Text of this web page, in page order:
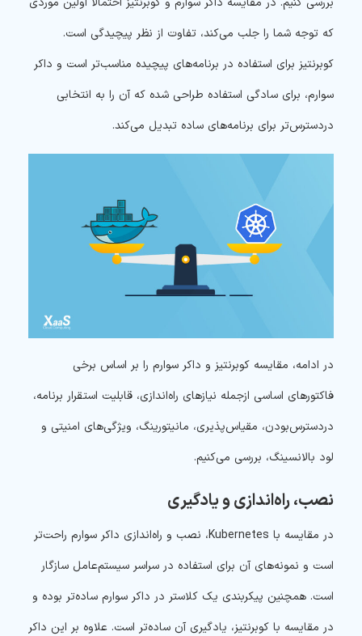
که توجه شما را جلب می‌کند، تفاوت از نظر پیچیدگی است.
کوبرنتیز برای استفاده در برنامه‌های پیچیده مناسب‌تر است و داکر
سوارم، برای سادگی استفاده طراحی شده که آن را به انتخابی
دردسترس‌تر برای برنامه‌های ساده تبدیل می‌کند.
در ادامه، مقایسه کوبرنتیز و داکر سوارم را بر اساس برخی
فاکتورهای اساسی ازجمله نیازهای راه‌اندازی، قابلیت استقرار برنامه،
دردسترس‌بودن، مقیاس‌پذیری، مانیتورینگ، ویژگی‌های امنیتی و
لود بالانسینگ، بررسی می‌کنیم.
نصب، راه‌اندازی و یادگیری
در مقایسه با Kubernetes، نصب و راه‌اندازی داکر سوارم راحت‌تر
است و نمونه‌های آن برای استفاده در سراسر سیستم‌عامل سازگار
است. همچنین پیکربندی یک کلاستر در داکر سوارم ساده‌تر بوده و
در مقایسه با کوبرنتیز، یادگیری آن ساده‌تر است. علاوه بر این داکر